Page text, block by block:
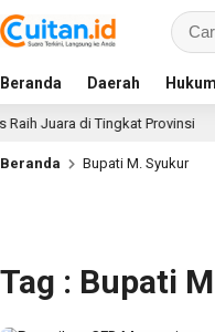
Beranda Daerah
Juara di Tingkat Provinsi
Beranda Bupati M. Syukur
Tag : Bupati